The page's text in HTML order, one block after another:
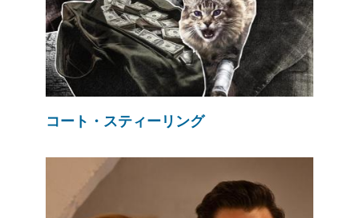
コート・スティーリング